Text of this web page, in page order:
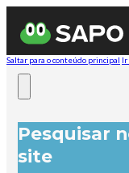
Saltar para o conteúdo principal Ir
Pesquisar
site